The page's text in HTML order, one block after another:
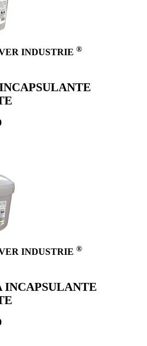
INDUSTRIE ®
INDUSTRIE ®
INCAPSULANTE